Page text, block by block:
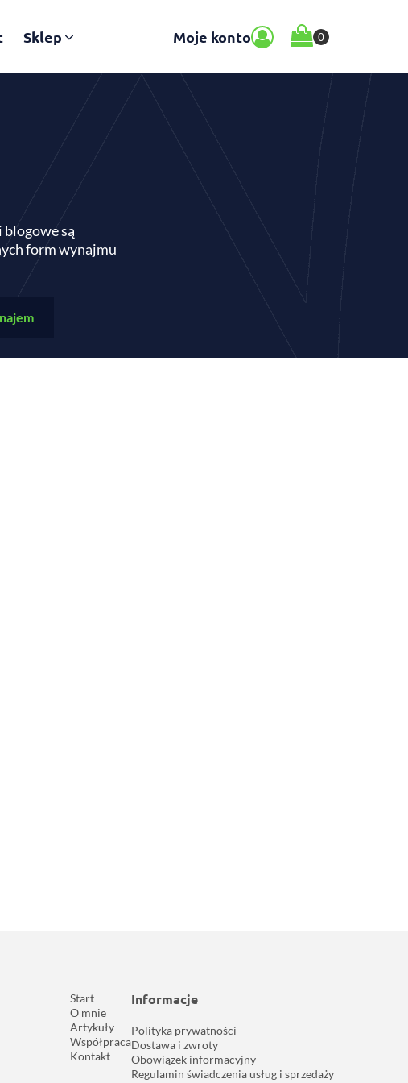
Sklep Moje konto
są
form wynajmu
Start
O mnie
Artykuły
Współpraca
Kontakt
Informacje
Polityka prywatności
Dostawa i zwroty
Obowiązek informacyjny
Regulamin świadczenia usług i sprzedaży